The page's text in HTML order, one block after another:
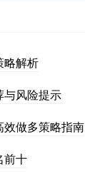
略解析
与风险提示
效做多策略指南
前十